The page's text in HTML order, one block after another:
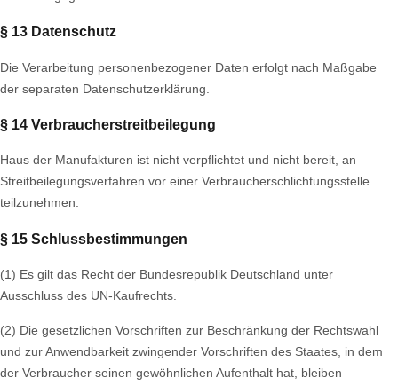
§ 13 Datenschutz
Die Verarbeitung personenbezogener Daten erfolgt nach Maßgabe
der separaten Datenschutzerklärung.
§ 14 Verbraucherstreitbeilegung
Haus der Manufakturen ist nicht verpflichtet und nicht bereit, an
Streitbeilegungsverfahren vor einer Verbraucherschlichtungsstelle
teilzunehmen.
§ 15 Schlussbestimmungen
(1) Es gilt das Recht der Bundesrepublik Deutschland unter
Ausschluss des UN-Kaufrechts.
(2) Die gesetzlichen Vorschriften zur Beschränkung der Rechtswahl
und zur Anwendbarkeit zwingender Vorschriften des Staates, in dem
der Verbraucher seinen gewöhnlichen Aufenthalt hat, bleiben